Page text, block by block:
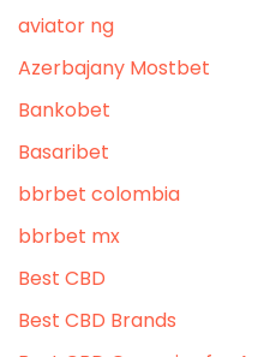
aviator ng
Azerbajany Mostbet
Bankobet
Basaribet
bbrbet colombia
bbrbet mx
Best CBD
Best CBD Brands